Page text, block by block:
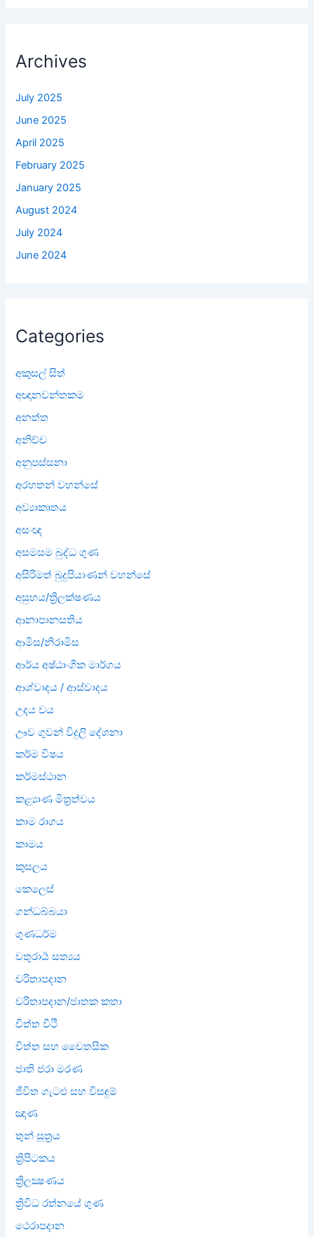
Archives
July 2025
June 2025
April 2025
February 2025
January 2025
August 2024
July 2024
June 2024
Categories
අකුසල් සිත්
අඥානවන්තකම
අනත්ත
අනිච්ච
අනුපස්සනා
අරහතන් වහන්සේ
අව්‍යාකෘතය
අසංඥ
අසමසම බුද්ධ ගුණ
අසිරිමත් බුදුපියාණන් වහන්සේ
අසුභය/ත්‍රිලක්ෂණය
ආනාපානසතිය
ආමිස/නිරාමිස
ආර්ය අෂ්ඨාංගික මාර්ගය
ආශ්වාදය / ආස්වාදය
උදය වය
ඌව ගුවන් විදුලි දේශනා
කර්ම විෂය
කර්මස්ථාන
කළ්‍යාණ මිත්‍රත්වය
කාම රාගය
කාමය
කුසලය
කෙලෙස්
ගන්ධබ්බයා
ගුණධර්ම
චතුරාර්‍ය සත්‍යය
චරිතාපදාන
චරිතාපදාන/ජාතක කතා
චිත්ත වීථි
චිත්ත සහ චෛතසික
ජාති ජරා මරණ
ජීවිත ගැටළු සහ විසඳුම්
ඤාණ
තුන් සූත්‍රය
ත්‍රිපිටකය
ත්‍රිලක්‍ෂණය
ත්‍රිවිධ රත්නයේ ගුණ
ථෙරාපදාන